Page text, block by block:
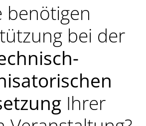
benötigen
bei der
Ihrer